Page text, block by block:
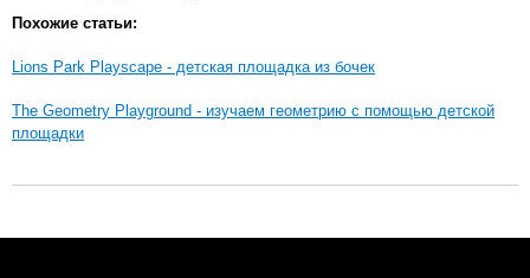
Похожие статьи:
Lions Park Playscape - детская площадка из бочек
The Geometry Playground - изучаем геометрию с помощью детской
площадки